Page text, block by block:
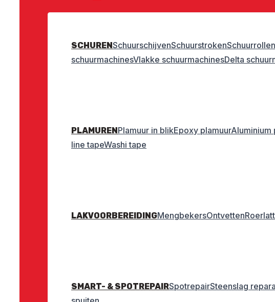
SCHURENSchuurschijvenSchuurstrokenSchuurrollen
schuurmachinesVlakke schuurmachinesDelta
PLAMURENPlamuur in blikEpoxy plamuurAluminium
line tapeWashi tape
LAKVOORBEREIDINGMengbekersOntvetten
SMART- & SPOTREPAIRSpotrepairSteenslag